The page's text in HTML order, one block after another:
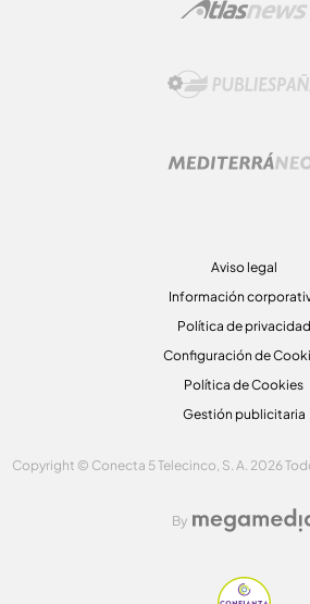
Aviso legal
Información
Política de privacidad
Configuración de
Política de Cookies
Gestión publicitaria
Copyright © Conecta 5 Telecinco, S. A. 2026
By